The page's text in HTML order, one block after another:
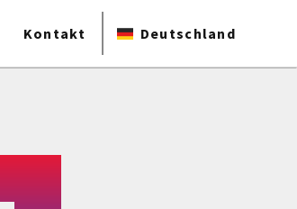
Kontakt Deutschland